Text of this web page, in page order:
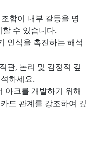
합이 내부 갈등을 명
수 있습니다.
인식을 촉진하는 해석
관, 논리 및 감정적 깊
하세요.
아크를 개발하기 위해
드 관계를 강조하여 깊